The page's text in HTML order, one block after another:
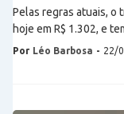
Pelas regras atuais, o
hoje em R$ 1.302, e
Por Léo Barbosa - 22/